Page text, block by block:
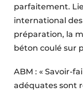
Sécurité incendie
Software
Travaux
parfaitement.
international
préparation, la
béton coulé sur
ABM : « Savoir-
adéquates sont